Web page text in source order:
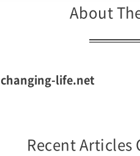
About
changing-life.net
Recent Articles